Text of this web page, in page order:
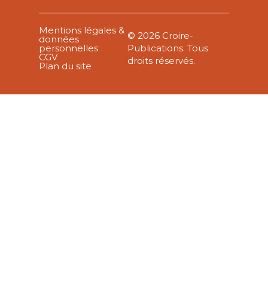
Mentions légales &
données
personnelles
CGV
Plan du site
© 2026 Croire-
Publications. Tous
droits réservés.